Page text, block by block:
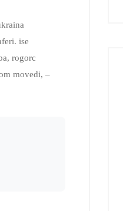
ise
rogorc
movedi, –